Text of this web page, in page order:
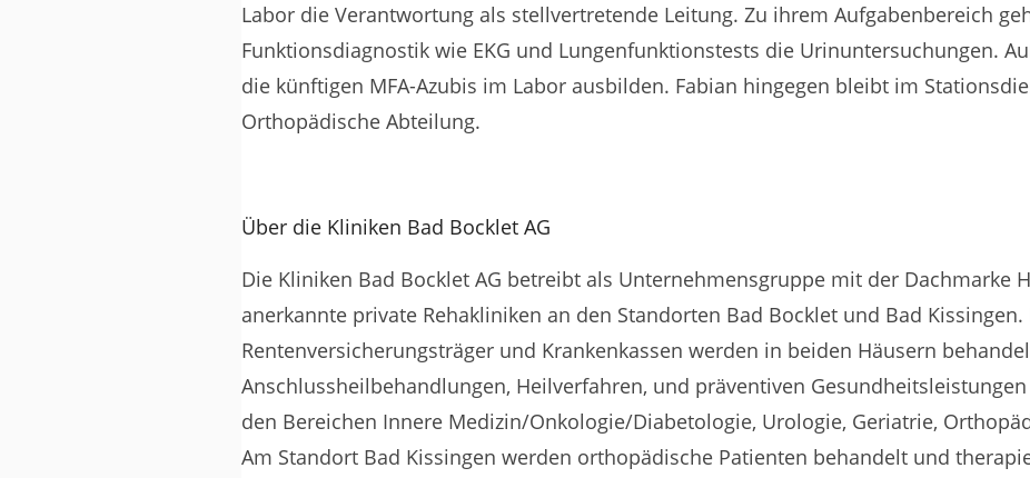
Labor die Verantwortung als stellvertretende Leitung. Zu ihrem Aufgabenbereich
Funktionsdiagnostik wie EKG und Lungenfunktionstests die Urinuntersuchungen.
die künftigen MFA-Azubis im Labor ausbilden. Fabian hingegen bleibt im
Orthopädische Abteilung.
Über die Kliniken Bad Bocklet AG
Die Kliniken Bad Bocklet AG betreibt als Unternehmensgruppe mit der Dachmarke
anerkannte private Rehakliniken an den Standorten Bad Bocklet und Bad
Rentenversicherungsträger und Krankenkassen werden in beiden Häusern
Anschlussheilbehandlungen, Heilverfahren, und präventiven
den Bereichen Innere Medizin/Onkologie/Diabetologie, Urologie, Geriatrie,
Am Standort Bad Kissingen werden orthopädische Patienten behandelt und